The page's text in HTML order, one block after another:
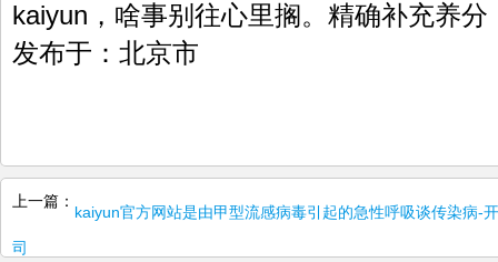
kaiyun，啥事别往心里搁。精确补充养
发布于：北京市
上一篇： kaiyun官方网站是由甲型流感病毒引起的急性呼吸谈传染病-
司